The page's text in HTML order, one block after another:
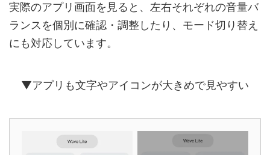
実際のアプリ画面を見ると、左右それぞれの音量バ
ランスを個別に確認・調整したり、モード切り替え
にも対応しています。
▼アプリも文字やアイコンが大きめで見やすい